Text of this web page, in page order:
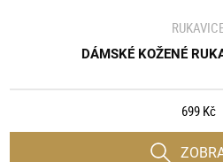
DÁMSKÉ KOŽENÉ
699 Kč